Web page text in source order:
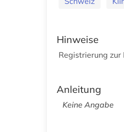
Hinweise
Registrierung zur
Anleitung
Keine Angabe